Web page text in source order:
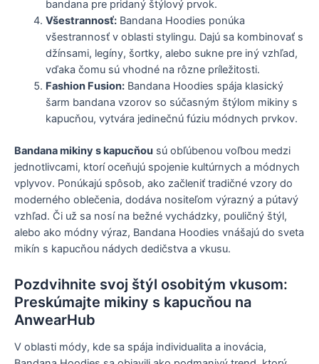
bandana pre pridaný štýlový prvok.
Všestrannosť:Bandana Hoodies ponúka
všestrannosť v oblasti stylingu. Dajú sa kombinovať s
džínsami, legíny, šortky, alebo sukne pre iný vzhľad,
vďaka čomu sú vhodné na rôzne príležitosti.
Fashion Fusion:Bandana Hoodies spája klasický
šarm bandana vzorov so súčasným štýlom mikiny s
kapucňou, vytvára jedinečnú fúziu módnych prvkov.
Bandana mikiny s kapucňou sú obľúbenou voľbou medzi
jednotlivcami, ktorí oceňujú spojenie kultúrnych a módnych
vplyvov. Ponúkajú spôsob, ako začleniť tradičné vzory do
moderného oblečenia, dodáva nositeľom výrazný a pútavý
vzhľad. Či už sa nosí na bežné vychádzky, pouličný štýl,
alebo ako módny výraz, Bandana Hoodies vnášajú do sveta
mikín s kapucňou nádych dedičstva a vkusu.
Pozdvihnite svoj štýl osobitým vkusom:
Preskúmajte mikiny s kapucňou na
AnwearHub
V oblasti módy, kde sa spája individualita a inovácia,